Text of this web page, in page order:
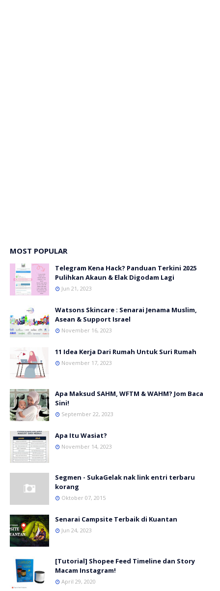
MOST POPULAR
Telegram Kena Hack? Panduan Terkini 2025
Pulihkan Akaun & Elak Digodam Lagi
Jun 21, 2023
Watsons Skincare : Senarai Jenama Muslim,
Asean & Support Israel
November 16, 2023
11 Idea Kerja Dari Rumah Untuk Suri Rumah
November 17, 2023
Apa Maksud SAHM, WFTM & WAHM? Jom Baca
Sini!
September 22, 2023
Apa Itu Wasiat?
November 14, 2023
Segmen - SukaGelak nak link entri terbaru
korang
Oktober 07, 2015
Senarai Campsite Terbaik di Kuantan
Jun 24, 2023
[Tutorial] Shopee Feed Timeline dan Story
Macam Instagram!
April 29, 2020